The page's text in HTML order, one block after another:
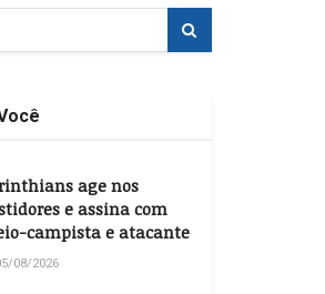
age nos
e assina com
campista e atacante
08/2026